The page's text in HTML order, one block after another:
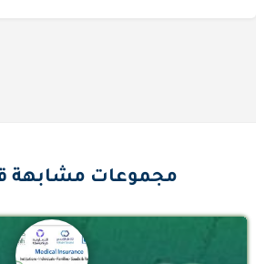
مجموعات مشابهة
قناة واتساب